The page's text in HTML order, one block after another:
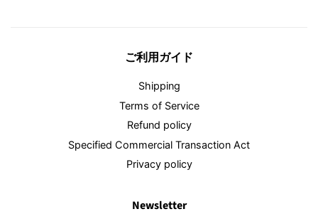
ご利用ガイド
Shipping
Terms of Service
Refund policy
Specified Commercial Transaction Act
Privacy policy
Newsletter